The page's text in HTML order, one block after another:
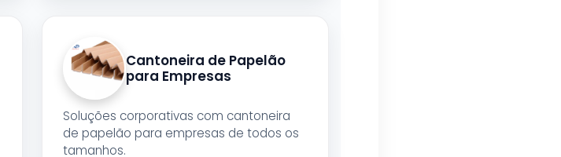
Cantoneira de Papelão
para Empresas
Soluções corporativas com cantoneira
de papelão para empresas de todos os
tamanhos.